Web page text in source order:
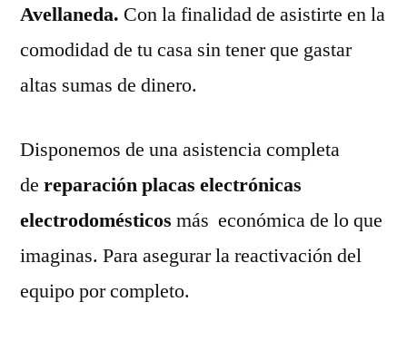
Avellaneda. Con la finalidad de asistirte en la
comodidad de tu casa sin tener que gastar
altas sumas de dinero.
Disponemos de una asistencia completa
de reparación placas electrónicas
electrodomésticos más económica de lo que
imaginas. Para asegurar la reactivación del
equipo por completo.